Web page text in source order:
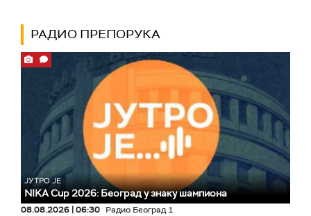
РАДИО ПРЕПОРУКА
ЈУТРО ЈЕ
NIKA Cup 2026: Београд у знаку шампиона
08.08.2026 | 06:30 Радио Београд 1